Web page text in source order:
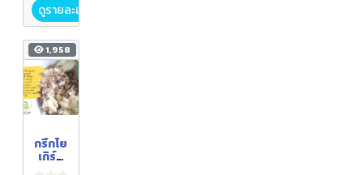
ดูรายละเอียด
1,958
กรีกโย
เกิร์ต